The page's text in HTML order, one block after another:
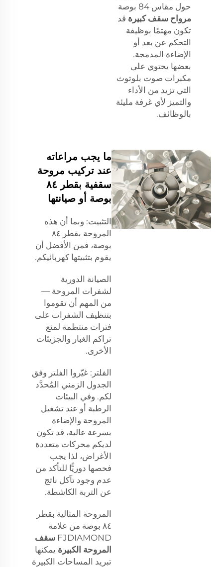
حول مقاس 84 بوصة
مرواح سقف كبيرة قد
تكون مهتمًا بوظيفة
التحكم عن بعد أو
الإضاءة المدمجة.
بعضها يحتوي على
مكبرات صوت بلوتوث
التي تزيد من الأداء
والتميز لأي غرفة مليئة
بالوظائف.
ما يجب مراعاته
عند تركيب مروحة
سقفية بقطر ٨٤
بوصة أو صيانتها
التثبيت: وبما أن هذه
المروحة بقطر ٨٤
بوصة، فمن الأفضل أن
يقوم بتثبيتها كهربائيكم.
الصيانة الدورية
لشفرات المروحة —
من المهم أن تقوموا
بتنظيف الشفرات على
فترات منتظمة لمنع
تراكم الغبار والجزيئات
الأخرى.
الفلتر: غيّروا الفلتر وفق
الجدول الزمني المُحدَّد
لكم. وفي البيئات
الرطبة أو عند تشغيل
المروحة والإضاءة
بسرعة عالية، قد تكون
لديكم محركات متعددة
الأغراض، لذا يجب
فحصها دوريًّا للتأكد من
عدم وجود تآكل ناتج
عن التربة الكاشطة.
المروحة المثالية بقطر
٨٤ بوصة من علامة
FJDIAMOND سقف
المروحة الكبيرة يمكنها
تبريد المساحات الكبيرة